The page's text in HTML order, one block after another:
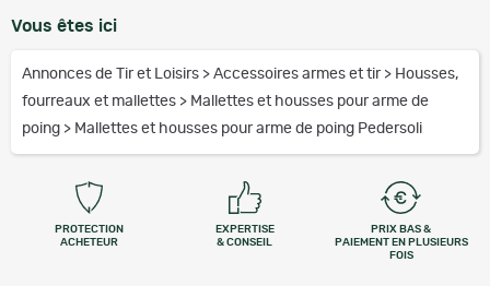
Vous êtes ici
Annonces de Tir et Loisirs > Accessoires armes et tir > Housses,
fourreaux et mallettes > Mallettes et housses pour arme de
poing > Mallettes et housses pour arme de poing Pedersoli
PROTECTION
ACHETEUR
EXPERTISE
& CONSEIL
PRIX BAS &
PAIEMENT EN PLUSIEURS
FOIS